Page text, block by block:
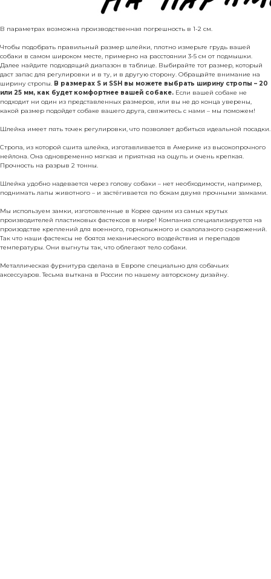
В параметрах возможна производственная погрешность в 1-2 см.
Чтобы подобрать правильный размер шлейки, плотно измерьте грудь вашей
собаки в самом широком месте, примерно на расстоянии 3-5 см от подмышки.
Далее найдите подходящий диапазон в таблице. Выбирайте тот размер, который
даст запас для регулировки и в ту, и в другую сторону. Обращайте внимание на
ширину стропы. В размерах S и SSH вы можете выбрать ширину стропы – 20
или 25 мм, как будет комфортнее вашей собаке. Если вашей собаке не
подходит ни один из представленных размеров, или вы не до конца уверены,
какой размер подойдет собаке вашего друга, свяжитесь с нами – мы поможем!
Шлейка имеет пять точек регулировки, что позволяет добиться идеальной посадки.
Стропа, из которой сшита шлейка, изготавливается в Америке из высокопрочного
нейлона. Она одновременно мягкая и приятная на ощупь и очень крепкая.
Прочность на разрыв 2 тонны.
Шлейка удобно надевается через голову собаки – нет необходимости, например,
поднимать лапы животного – и застёгивается по бокам двумя прочными замками.
Мы используем замки, изготовленные в Корее одним из самых крутых
производителей пластиковых фастексов в мире! Компания специализируется на
произодстве креплений для военного, горнолыжного и скалолазного снаряжений.
Так что наши фастексы не боятся механического воздействия и перепадов
температуры. Они выгнуты так, что облегают тело собаки.
Металлическая фурнитура сделана в Европе специально для собачьих
аксессуаров. Тесьма выткана в России по нашему авторскому дизайну.